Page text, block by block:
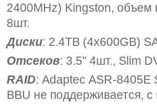
2400MHz) Kingston, объем
8шт.
Диски: 2.4TB (4x600GB)
Отсеков: 3.5" 4шт., Slim
RAID: Adaptec ASR-8405E
BBU не поддерживается,